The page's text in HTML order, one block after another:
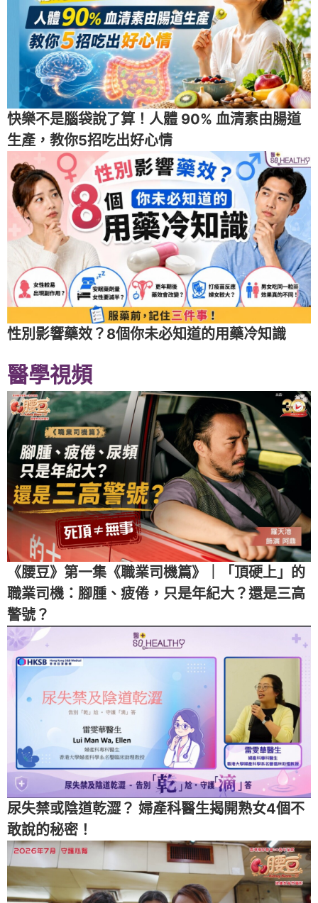
快樂不是腦袋說了算！人體 90% 血清素由腸道
生產，教你5招吃出好心情
性別影響藥效？8個你未必知道的用藥冷知識
醫學視頻
《腰豆》第一集《職業司機篇》｜「頂硬上」的
職業司機：腳腫、疲倦，只是年紀大？還是三高
警號？
尿失禁或陰道乾澀？ 婦產科醫生揭開熟女4個不
敢說的秘密！